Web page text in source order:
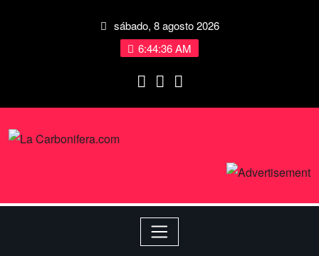
sábado, 8 agosto 2026
6:44:37 AM